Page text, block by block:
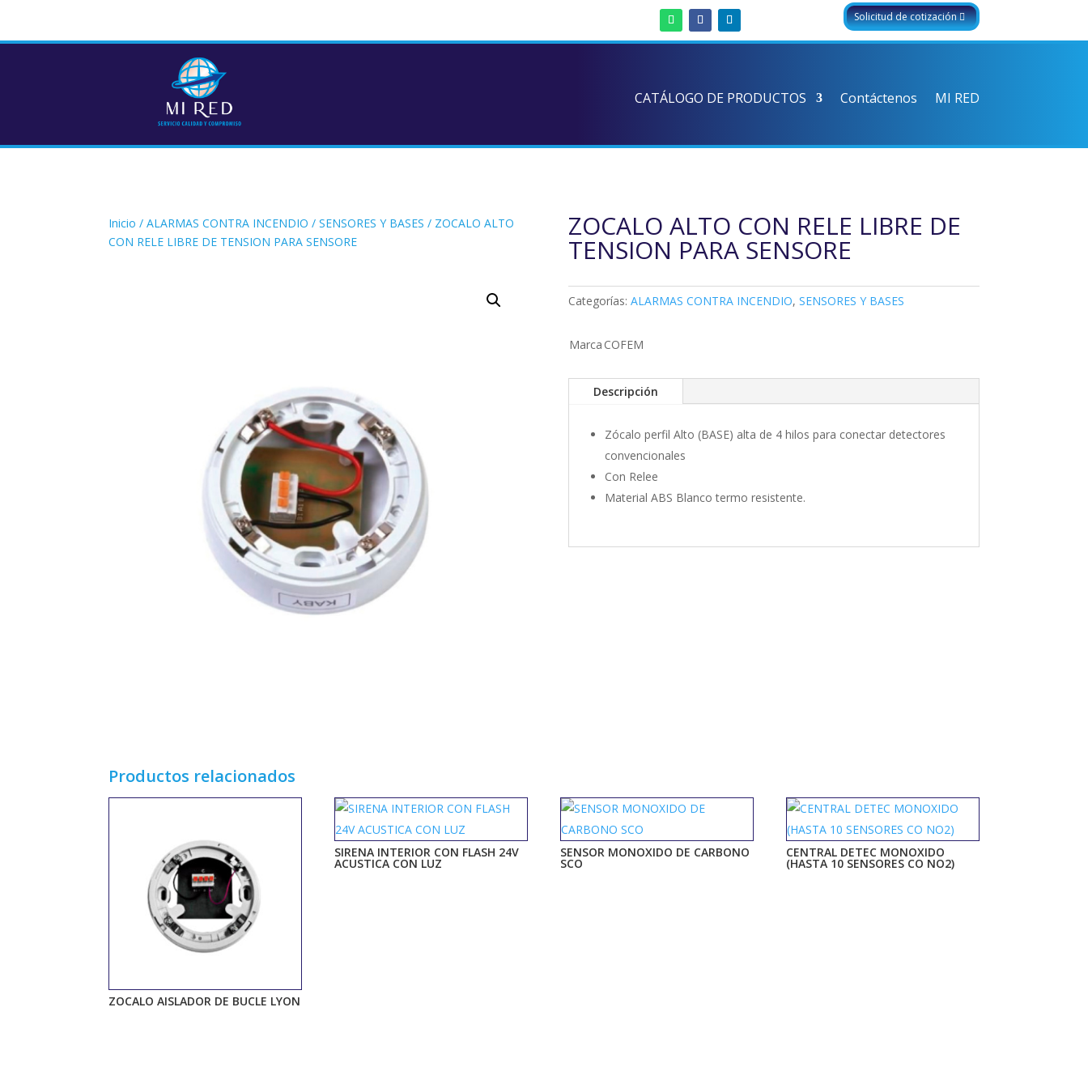
Solicitud de cotización
CATÁLOGO DE PRODUCTOS Contáctenos MI RED
Inicio /ALARMAS CONTRA INCENDIO /SENSORES Y BASES / ZOCALO ALTO
CON RELE LIBRE DE TENSION PARA SENSORE
ZOCALO ALTO CON RELE LIBRE DE
TENSION PARA SENSORE
Categorías: ALARMAS CONTRA INCENDIO, SENSORES Y BASES
Marca COFEM
Descripción
Zócalo perfil Alto (BASE) alta de 4 hilos para conectar detectores
convencionales
Con Relee
Material ABS Blanco termo resistente.
Productos relacionados
ZOCALO AISLADOR DE BUCLE LYON
SIRENA INTERIOR CON FLASH 24V
ACUSTICA CON LUZ
SENSOR MONOXIDO DE CARBONO
SCO
CENTRAL DETEC MONOXIDO
(HASTA 10 SENSORES CO NO2)